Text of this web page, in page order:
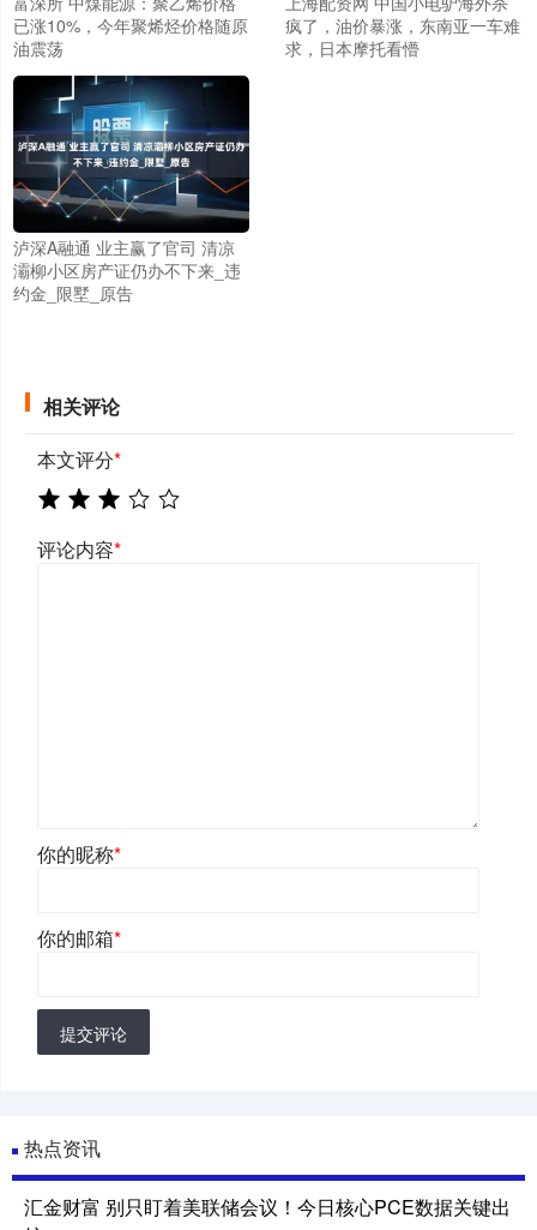
已涨10%，今年聚烯烃价格随原
油震荡
疯了，油价暴涨，东南亚一车难
求，日本摩托看懵
泸深A融通 业主赢了官司 清凉
灞柳小区房产证仍办不下来_违
约金_限墅_原告
相关评论
本文评分*
评论内容*
你的昵称*
你的邮箱*
提交评论
热点资讯
汇金财富 别只盯着美联储会议！今日核心PCE数据关键出